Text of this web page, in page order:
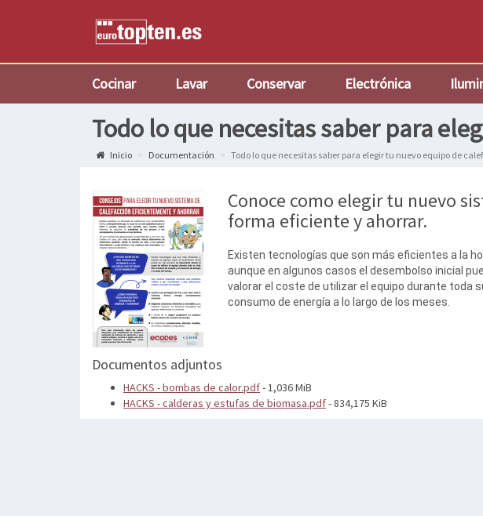
Cocinar Lavar Conservar Electrónica
Todo lo que necesitas saber para
Inicio Documentación Todo lo que necesitas saber para elegir tu nuevo equipo de
Conoce como elegir tu nuevo
forma eficiente y ahorrar.
Existen tecnologías que son más eficientes a la
aunque en algunos casos el desembolso inicial
valorar el coste de utilizar el equipo durante toda
consumo de energía a lo largo de los meses.
Documentos adjuntos
HACKS - bombas de calor.pdf- 1,036 MiB
HACKS - calderas y estufas de biomasa.pdf- 834,175 KiB